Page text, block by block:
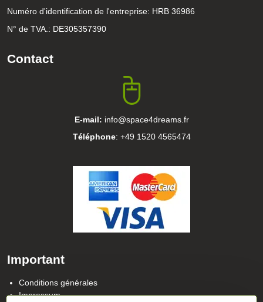
Numéro d'identification de l'entreprise: HRB 36986
N° de TVA.: DE305357390
Contact
E-mail: info@space4dreams.fr
Téléphone: +49 1520 4565474
Important
Conditions générales
Impressum